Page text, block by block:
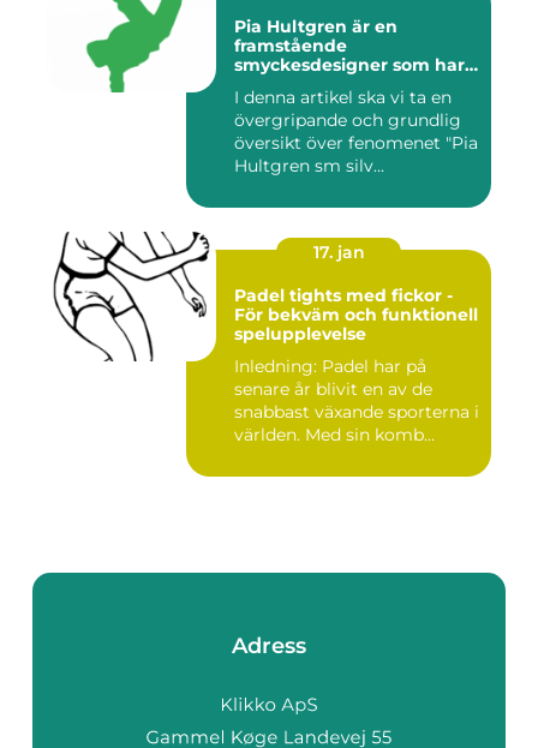
Pia Hultgren är en
framstående
smyckesdesigner som har
unika och vackra smycken i
silver
I denna artikel ska vi ta en
övergripande och grundlig
översikt över fenomenet "Pia
Hultgren sm silv...
17. jan
Padel tights med fickor -
För bekväm och funktionell
spelupplevelse
Inledning: Padel har på
senare år blivit en av de
snabbast växande sporterna i
världen. Med sin komb...
Adress